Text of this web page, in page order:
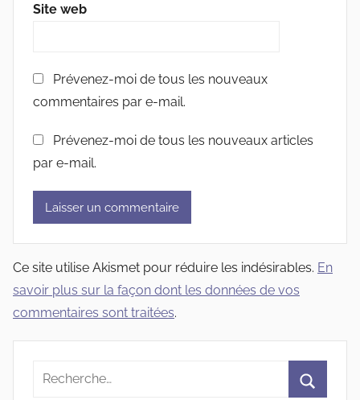
Site web
Prévenez-moi de tous les nouveaux
commentaires par e-mail.
Prévenez-moi de tous les nouveaux articles
par e-mail.
Ce site utilise Akismet pour réduire les indésirables. En
savoir plus sur la façon dont les données de vos
commentaires sont traitées.
Recherche